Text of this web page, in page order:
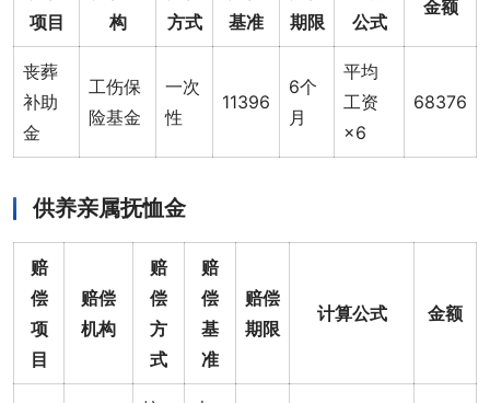
项目
构
方式
基准
期限
公式
金额
丧葬
补助
金
工伤保
险基金
一次
性
11396
6个
月
平均
工资
×6
68376
供养亲属抚恤金
赔
偿
项
目
赔偿
机构
赔
偿
方
式
赔
偿
基
准
赔偿
期限
计算公式 金额